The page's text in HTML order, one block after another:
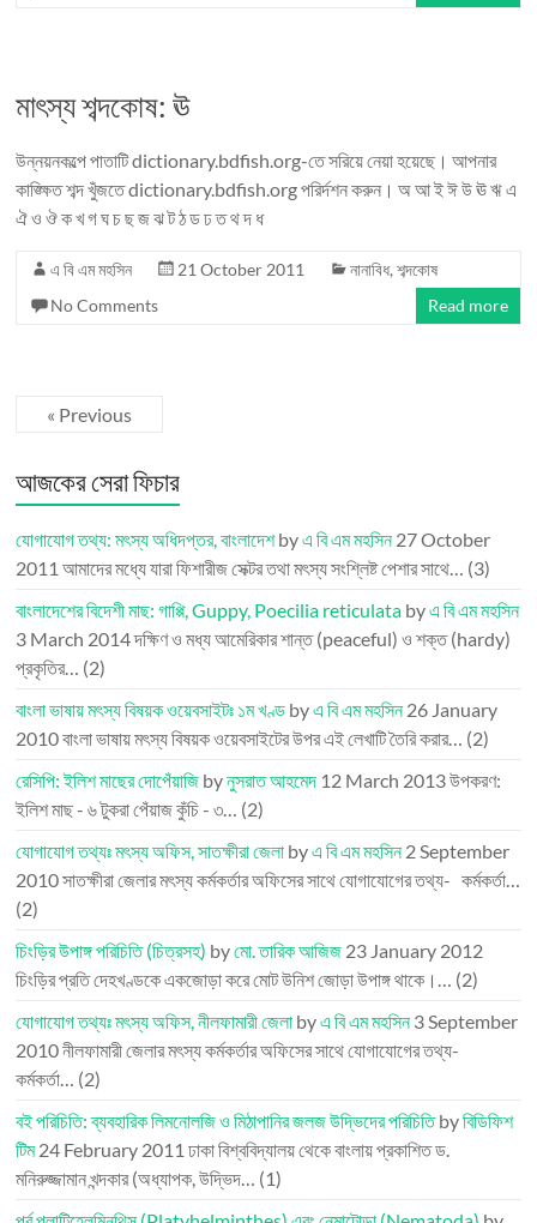
মাৎস্য শব্দকোষ: ঊ
উন্নয়নকল্পে পাতাটি dictionary.bdfish.org-তে সরিয়ে নেয়া হয়েছে। আপনার
কাঙ্ক্ষিত শব্দ খুঁজতে dictionary.bdfish.org পরির্দশন করুন। অ আ ই ঈ উ ঊ ঋ এ
ঐ ও ঔ ক খ গ ঘ চ ছ জ ঝ ট ঠ ড ঢ ত থ দ ধ
এ বি এম মহসিন 21 October 2011 নানাবিধ,শব্দকোষ
No Comments
Read more
« Previous
আজকের সেরা ফিচার
যোগাযোগ তথ্য: মৎস্য অধিদপ্তর, বাংলাদেশbyএ বি এম মহসিন27 October
2011 আমাদের মধ্যে যারা ফিশারীজ সেক্টর তথা মৎস্য সংশ্লিষ্ট পেশার সাথে… (3)
বাংলাদেশের বিদেশী মাছ: গাপ্পি, Guppy, Poecilia reticulata byএ বি এম মহসিন
3 March 2014দক্ষিণ ও মধ্য আমেরিকার শান্ত (peaceful) ও শক্ত (hardy)
প্রকৃতির… (2)
বাংলা ভাষায় মৎস্য বিষয়ক ওয়েবসাইটঃ ১ম খণ্ড byএ বি এম মহসিন26 January
2010বাংলা ভাষায় মৎস্য বিষয়ক ওয়েবসাইটের উপর এই লেখাটি তৈরি করার… (2)
রেসিপি: ইলিশ মাছের দোপেঁয়াজি byনুসরাত আহমেদ 12 March 2013উপকরণ:
ইলিশ মাছ - ৬ টুকরা পেঁয়াজ কুঁচি - ৩… (2)
যোগাযোগ তথ্যঃ মৎস্য অফিস, সাতক্ষীরা জেলা byএ বি এম মহসিন2 September
2010সাতক্ষীরা জেলার মৎস্য কর্মকর্তার অফিসের সাথে যোগাযোগের তথ্য- কর্মকর্তা…
(2)
চিংড়ির উপাঙ্গ পরিচিতি (চিত্রসহ) byমো. তারিক আজিজ 23 January 2012
চিংড়ির প্রতি দেহখণ্ডকে একজোড়া করে মোট উনিশ জোড়া উপাঙ্গ থাকে।… (2)
যোগাযোগ তথ্যঃ মৎস্য অফিস, নীলফামারী জেলা byএ বি এম মহসিন3 September
2010নীলফামারী জেলার মৎস্য কর্মকর্তার অফিসের সাথে যোগাযোগের তথ্য-
কর্মকর্তা… (2)
বই পরিচিতি: ব্যবহারিক লিমনোলজি ও মিঠাপানির জলজ উদ্ভিদের পরিচিতিbyবিডিফিশ
টিম24 February 2011 ঢাকা বিশ্ববিদ্যালয় থেকে বাংলায় প্রকাশিত ড.
মনিরুজ্জামান খন্দকার (অধ্যাপক, উদ্ভিদ… (1)